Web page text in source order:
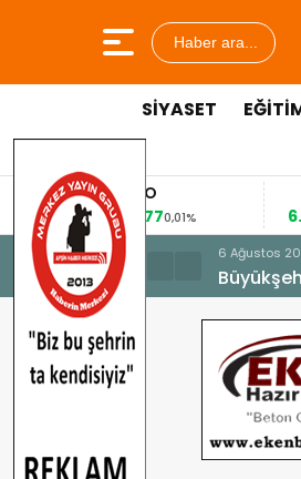
Haber ara...
SİYASET
EURO
53,8477 0,01%
GRAM
6.168,06
6 Ağustos